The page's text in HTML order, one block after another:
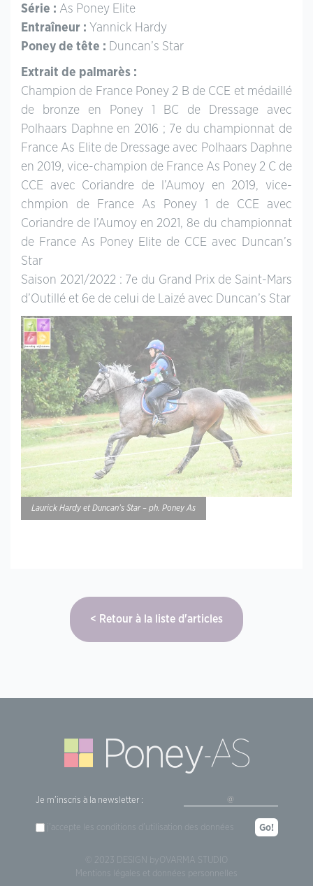
Série : As Poney Elite
Entraîneur : Yannick Hardy
Poney de tête : Duncan’s Star
Extrait de palmarès :
Champion de France Poney 2 B de CCE et médaillé
de bronze en Poney 1 BC de Dressage avec
Polhaars Daphne en 2016 ; 7e du championnat de
France As Elite de Dressage avec Polhaars Daphne
en 2019, vice-champion de France As Poney 2 C de
CCE avec Coriandre de l’Aumoy en 2019, vice-
chmpion de France As Poney 1 de CCE avec
Coriandre de l’Aumoy en 2021, 8e du championnat
de France As Poney Elite de CCE avec Duncan’s
Star
Saison 2021/2022 : 7e du Grand Prix de Saint-Mars
d’Outillé et 6e de celui de Laizé avec Duncan’s Star
Laurick Hardy et Duncan’s Star – ph. Poney As
Retour à la liste d'articles
© 2023 DESIGN by
OVARMA STUDIO
Mentions légales et données personnelles
Je m'inscris à la newsletter :
j'accepte les conditions d'utilisation des données Go!